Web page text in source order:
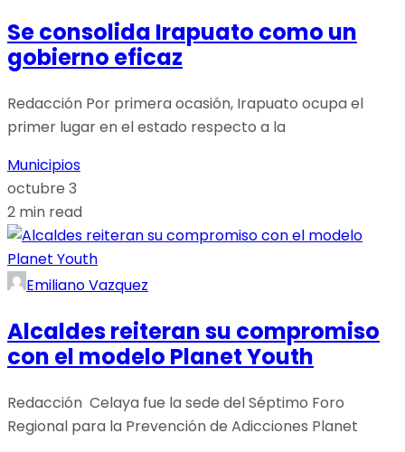
Se consolida Irapuato como un
gobierno eficaz
Redacción Por primera ocasión, Irapuato ocupa el
primer lugar en el estado respecto a la
Municipios
octubre 3
2 min read
Emiliano Vazquez
Alcaldes reiteran su compromiso
con el modelo Planet Youth
Redacción Celaya fue la sede del Séptimo Foro
Regional para la Prevención de Adicciones Planet